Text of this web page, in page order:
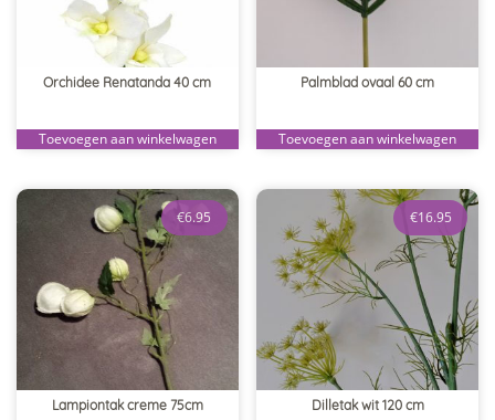
Orchidee Renatanda 40 cm
Toevoegen aan winkelwagen
Palmblad ovaal 60 cm
Toevoegen aan winkelwagen
Lampiontak creme 75cm
€6.95
Dilletak wit 120 cm
€16.95